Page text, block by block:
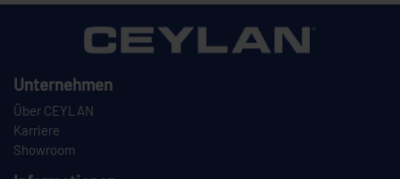
Unternehmen
Über CEYLAN
Karriere
Showroom